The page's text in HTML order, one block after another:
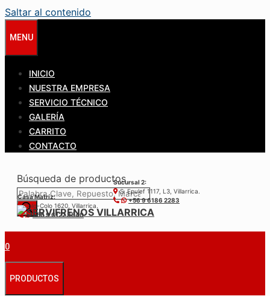
Saltar al contenido
MENU
INICIO
NUESTRA EMPRESA
SERVICIO TÉCNICO
GALERÍA
CARRITO
CONTACTO
Búsqueda de productos
Casa Matríz:
Colo-Colo 1620, Villarrica.
+56 9 6122 3840
Sucursal 2:
S. Epulef 1117, L3, Villarrica.
+56 9 6186 2283
0
PRODUCTOS